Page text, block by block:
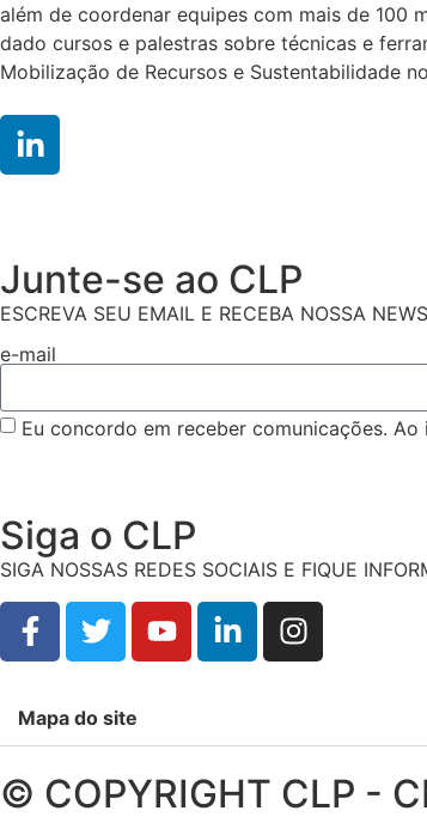
além de coordenar equipes com mais de 100
dado cursos e palestras sobre técnicas e
Mobilização de Recursos e Sustentabilidade
Junte-se ao CLP
ESCREVA SEU EMAIL E RECEBA NOSSA
e-mail
Eu concordo em receber comunicações.
Siga o CLP
SIGA NOSSAS REDES SOCIAIS E FIQUE
Mapa do site
© COPYRIGHT CLP -